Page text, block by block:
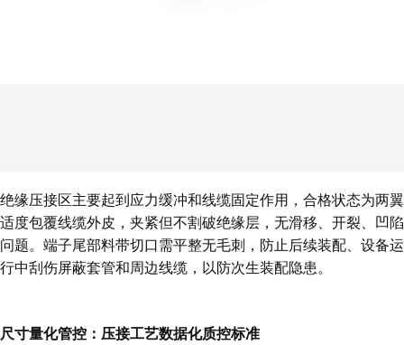
绝缘压接区主要起到应力缓冲和线缆固定作用，合格状态为两翼
适度包覆线缆外皮，夹紧但不割破绝缘层，无滑移、开裂、凹陷
问题。端子尾部料带切口需平整无毛刺，防止后续装配、设备运
行中刮伤屏蔽套管和周边线缆，以防次生装配隐患。
尺寸量化管控：压接工艺数据化质控标准